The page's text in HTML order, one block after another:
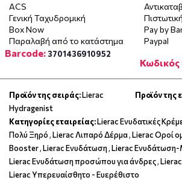
ACS
Γενική Ταχυδρομική
Box Now
Παραλαβή από το κατάστημα
Pay by
Paypal
Barcode: 3701436910952
Κωδικός
Προϊόν της σειράς:Lierac
Hydragenist
Προϊόν της
Κατηγορίες εταιρείας:Lierac Ενυδατικές
Πολύ Ξηρό,Lierac Λιπαρό Δέρμα,Lierac Οροί
Booster,Lierac Ενυδάτωση,Lierac
Lierac Ενυδάτωση προσώπου για άνδρες,
Lierac Υπερευαίσθητο - Ευερέθιστο